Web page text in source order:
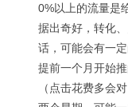
0%以上的流量是
据出奇好，转化
话，可能会有一
提前一个月开始
（点击花费多会